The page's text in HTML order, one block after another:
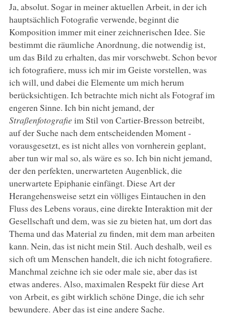
Ja, absolut. Sogar in meiner aktuellen Arbeit, in der ich
hauptsächlich Fotografie verwende, beginnt die
Komposition immer mit einer zeichnerischen Idee. Sie
bestimmt die räumliche Anordnung, die notwendig ist,
um das Bild zu erhalten, das mir vorschwebt. Schon bevor
ich fotografiere, muss ich mir im Geiste vorstellen, was
ich will, und dabei die Elemente um mich herum
berücksichtigen. Ich betrachte mich nicht als Fotograf im
engeren Sinne. Ich bin nicht jemand, der
Straßenfotografieim Stil von Cartier-Bresson betreibt,
auf der Suche nach dem entscheidenden Moment -
vorausgesetzt, es ist nicht alles von vornherein geplant,
aber tun wir mal so, als wäre es so. Ich bin nicht jemand,
der den perfekten, unerwarteten Augenblick, die
unerwartete Epiphanie einfängt. Diese Art der
Herangehensweise setzt ein völliges Eintauchen in den
Fluss des Lebens voraus, eine direkte Interaktion mit der
Gesellschaft und dem, was sie zu bieten hat, um dort das
Thema und das Material zu finden, mit dem man arbeiten
kann. Nein, das ist nicht mein Stil. Auch deshalb, weil es
sich oft um Menschen handelt, die ich nicht fotografiere.
Manchmal zeichne ich sie oder male sie, aber das ist
etwas anderes. Also, maximalen Respekt für diese Art
von Arbeit, es gibt wirklich schöne Dinge, die ich sehr
bewundere. Aber das ist eine andere Sache.